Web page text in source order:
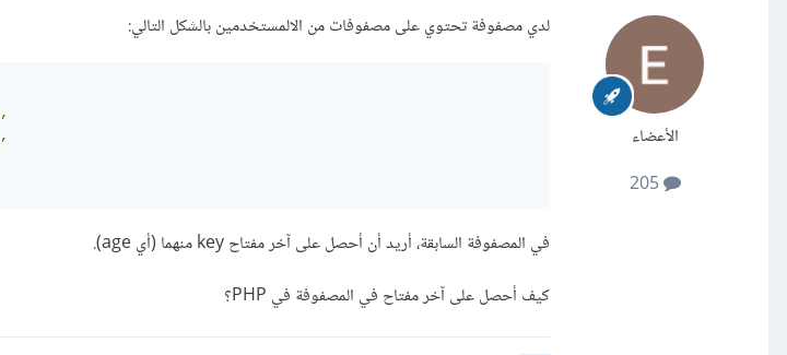
الأعضاء
205
لدي مصفوفة تحتوي على مصفوفات من الالمستخدمين بالشكل التالي:
,
,
في المصفوفة السابقة، أريد أن أحصل على آخر مفتاح key منهما (أي age).
كيف أحصل على آخر مفتاح في المصفوفة في PHP؟